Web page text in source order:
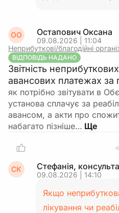
ОО Остапович Оксана
09.08.2026 | 11:04
Неприбуткові/благодійні
ВІДПОВІДЬ НАДАНО
Звітність
авансових платежах за
як потрібно звітувати в
установа сплачує за
авансом, а акти про
набагато пізніше…
СК Стефанія,
09.08.2026 | 14:10
Якщо
лікування чи